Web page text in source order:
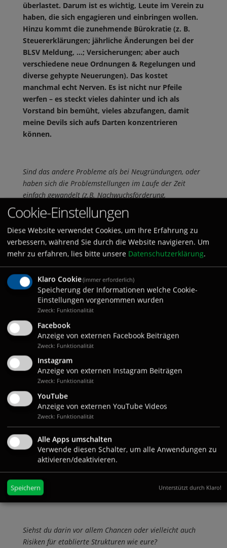
überlastet. Darum ist es wichtig, Leute im Verein zu
haben, die sich engagieren und einbringen wollen.
Hinzu kommt die zunehmende Bürokratie (z. B.
Steuererklärungen; jährliche Änderungen bei der
BLSV Meldung, …; Versicherungen; aber auch
verschiedene neue Ordnungen & Regelungen und
diverse gehypte Neuerungen). Das kostet
manchmal echt Nerven. Es ist nicht nur Pfeile
werfen – es steckt vieles dahinter und ich als
Vorstand bin bemüht, vieles abzufangen, damit
meine Devils sich aufs Darten konzentrieren
können.
Sind das andere Probleme als bei Neugründungen, oder
haben sich die Problemstellungen im Laufe der Zeit
einfach gewandelt (z.B. Nachwuchsförderung,
Modernisierungsbedarf, Umgang mit dem aktuellen
Boom)?
Ich denke schon, dass sich das „Umfeld“ im Laufe
der letzten 20 Jahre ziemlich verändert hat.
Natürlich bringt dies ein Für und Wider mit sich.
Man will ja auch mit der Zeit gehen.
Nichtsdestotrotz: Es ist und bleibt ein Hobby für
uns und keiner verdient sich damit seinen
Lebensunterhalt. Wir wollen halt einfach darten.
Ihr habt den Dartsport in vielen verschiedenen Phasen
erlebt. Wie bewertest du als langjähriger Vorstand den
aktuellen, massiven Boom in Bayern?
wie sich das alles entwickeln wird – bleibt das
Interesse der Gesellschaft an der Sportart bestehen
oder flacht es wieder ab? Das wird die Zeit zeigen.
Grundsätzlich hilft der Medienrummel dem
Dartsport an sich, vom Image „Saufsport“
wegzukommen. Zudem finden sich viele neue
Niveauanstieg im Ligabetrieb dürfte allen positiv
auffallen.
Siehst du darin vor allem Chancen oder vielleicht auch
Risiken für etablierte Strukturen wie eure?
Cookie-Einstellungen
Diese Website verwendet Cookies, um Ihre Erfahrung zu
verbessern, während Sie durch die Website navigieren. Um
mehr zu erfahren, lies bitte unsere Datenschutzerklärung.
Klaro Cookie(immer erforderlich)
Speicherung der Informationen welche Cookie-
Einstellungen vorgenommen wurden
Zweck: Funktionalität
Facebook
Anzeige von externen Facebook Beiträgen
Zweck: Funktionalität
Instagram
Anzeige von externen Instagram Beiträgen
Zweck: Funktionalität
YouTube
Anzeige von externen YouTube Videos
Zweck: Funktionalität
Alle Apps umschalten
Verwende diesen Schalter, um alle Anwendungen zu
aktivieren/deaktivieren.
Speichern Unterstützt durch Klaro!